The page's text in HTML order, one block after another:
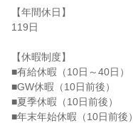
【年間休日】
119日
【休暇制度】
■有給休暇（10日～40日）
■GW休暇（10日前後）
■夏季休暇（10日前後）
■年末年始休暇（10日前後）